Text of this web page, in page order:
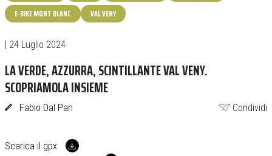
E-BIKE MONT BLANC
VAL VENY
| 24 Luglio 2024
LA VERDE, AZZURRA, SCINTILLANTE VAL VENY.
SCOPRIAMOLA INSIEME
Fabio Dal Pan Condividi
Scarica il gpx